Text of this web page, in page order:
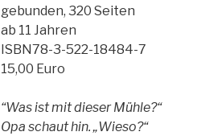
gebunden, 320 Seiten
ab 11 Jahren
ISBN78-3-522-18484-7
15,00 Euro
“Was ist mit dieser Mühle?“
Opa schaut hin. „Wieso?“